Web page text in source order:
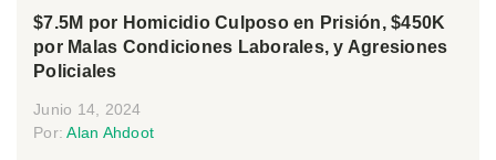
$7.5M por Homicidio Culposo en Prisión, $450K
por Malas Condiciones Laborales, y Agresiones
Policiales
Junio 14, 2024
Por:Alan Ahdoot